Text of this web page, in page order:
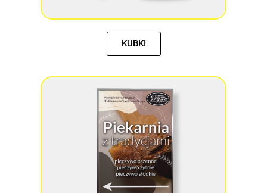
KUBKI